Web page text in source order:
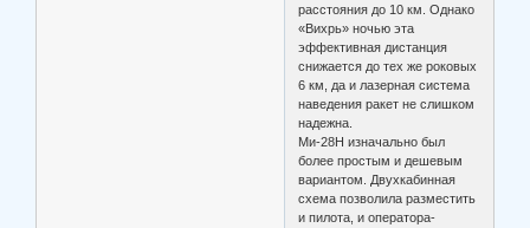
расстояния до 10 км. Однако
«Вихрь» ночью эта
эффективная дистанция
снижается до тех же роковых
6 км, да и лазерная система
наведения ракет не слишком
надежна.
Ми-28Н изначально был
более простым и дешевым
вариантом. Двухкабинная
схема позволила разместить
и пилота, и оператора-